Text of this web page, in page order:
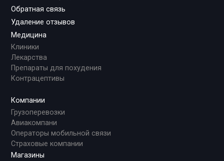
Обратная связь
Удаление отзывов
Медицина
Клиники
Лекарства
Препараты для похудения
Контрацептивы
Компании
Грузоперевозки
Авиакомпани
Операторы мобильной связи
Страховые компании
Магазины